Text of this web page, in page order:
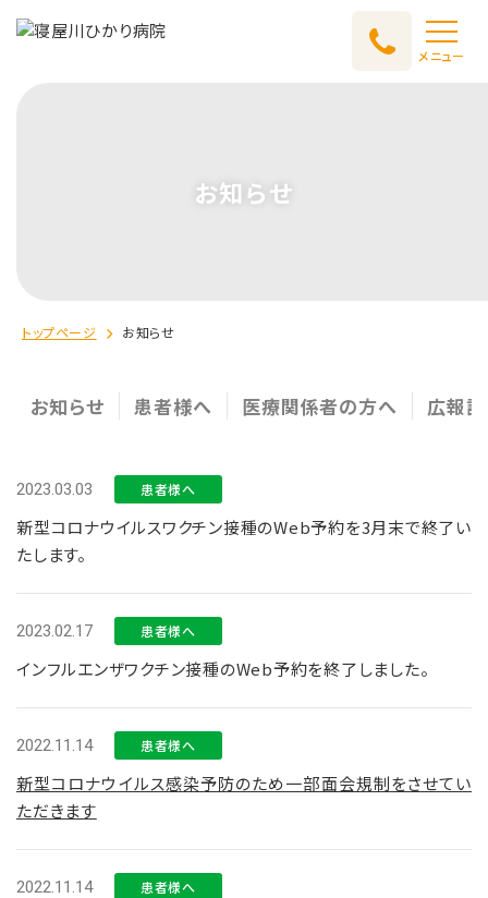
メニュー
お知らせ
トップページ お知らせ
お知らせ 患者様へ 医療関係者の方へ 広報誌
2023.03.03 患者様へ
新型コロナウイルスワクチン接種のWeb予約を3月末で終了い
たします。
2023.02.17 患者様へ
インフルエンザワクチン接種のWeb予約を終了しました。
2022.11.14 患者様へ
新型コロナウイルス感染予防のため一部面会規制をさせてい
ただきます
2022.11.14 患者様へ